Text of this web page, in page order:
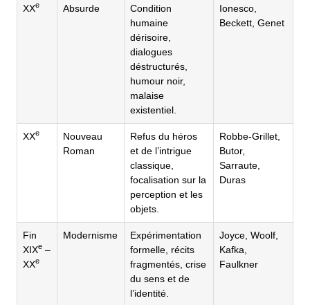
XXe Absurde
Condition
humaine
dérisoire,
dialogues
déstructurés,
humour noir,
malaise
existentiel.
Ionesco,
Beckett, Genet
XXe
Nouveau
Roman
Refus du héros
et de l’intrigue
classique,
focalisation sur la
perception et les
objets.
Robbe-Grillet,
Butor,
Sarraute,
Duras
Fin
XIXe –
XXe
Modernisme
Expérimentation
formelle, récits
fragmentés, crise
du sens et de
l’identité.
Joyce, Woolf,
Kafka,
Faulkner